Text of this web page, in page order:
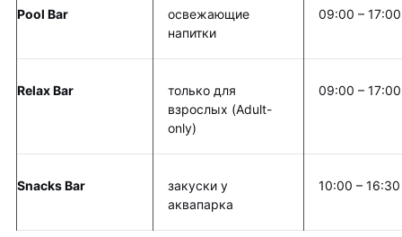
Pool Bar
освежающие
напитки
09:00 – 17:00
Relax Bar
только для
взрослых (Adult-
only)
09:00 – 17:00
Snacks Bar
закуски у
аквапарка
10:00 – 16:30